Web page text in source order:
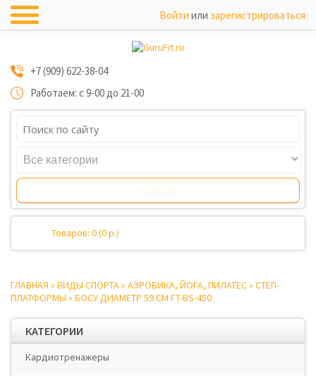
Войти или зарегистрироваться
+7 (909) 622-38-04
Работаем: с 9-00 до 21-00
Товаров: 0 (0 р.)
ГЛАВНАЯ » ВИДЫ СПОРТА» АЭРОБИКА, ЙОГА, ПИЛАТЕС» СТЕП-
ПЛАТФОРМЫ » БОСУ ДИАМЕТР 59 СМ FT-BS-450
КАТЕГОРИИ
Кардиотренажеры